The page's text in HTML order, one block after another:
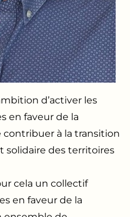
d’activer les
en faveur de la
à la transition
solidaire des territoires
cela un collectif
en faveur de la